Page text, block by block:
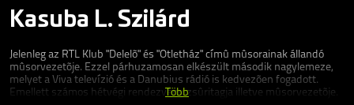
Kasuba L. Szilárd
Jelenleg az RTL Klub "Delelõ" és "Ötletház" címû mûsorainak állandó
mûsorvezetõje. Ezzel párhuzamosan elkészült második nagylemeze,
melyet a Viva televízió és a Danubius rádió is kedvezõen fogadott.
Emellett számos hétvégi rendezvény zsûritagja illetve mûsorvezetõje.
Több